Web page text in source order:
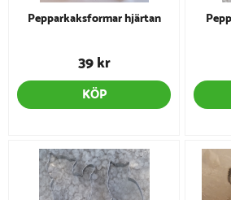
Pepparkaksformar hjärtan
39 kr
KÖP